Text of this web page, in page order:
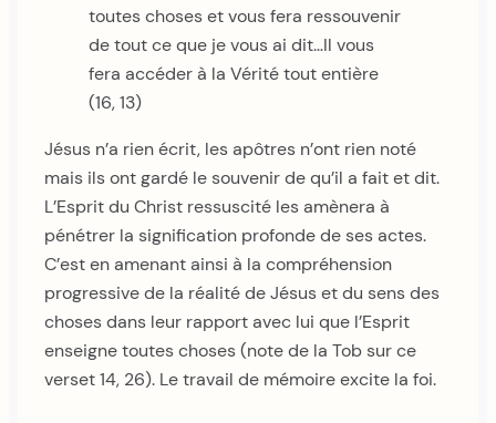
toutes choses et vous fera ressouvenir
de tout ce que je vous ai dit…Il vous
fera accéder à la Vérité tout entière
(16, 13)
Jésus n’a rien écrit, les apôtres n’ont rien noté
mais ils ont gardé le souvenir de qu’il a fait et dit.
L’Esprit du Christ ressuscité les amènera à
pénétrer la signification profonde de ses actes.
C’est en amenant ainsi à la compréhension
progressive de la réalité de Jésus et du sens des
choses dans leur rapport avec lui que l’Esprit
enseigne toutes choses (note de la Tob sur ce
verset 14, 26). Le travail de mémoire excite la foi.